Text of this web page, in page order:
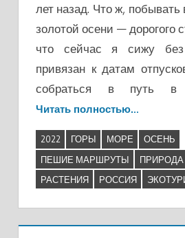
лет назад. Что ж, побывать
золотой осени — дорогого
что сейчас я сижу
привязан к датам
собраться в путь в
Читать полностью…
2022 ГОРЫ МОРЕ
ОСЕНЬ
ПЕШИЕ МАРШРУТЫ
ПРИРОДА
РАСТЕНИЯ
РОССИЯ